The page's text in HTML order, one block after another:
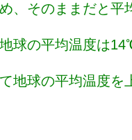
、そのままだと平
球の平均温度は
球の平均温度を